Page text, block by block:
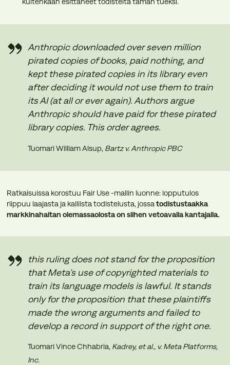
Anthropic downloaded over seven million
pirated copies of books, paid nothing, and
kept these pirated copies in its library even
after deciding it would not use them to train
its AI (at all or ever again). Authors argue
Anthropic should have paid for these pirated
library copies. This order agrees.
Tuomari William Alsup, Bartz v. Anthropic PBC
Ratkaisuissa korostuu Fair Use -mallin luonne: lopputulos
riippuu laajasta ja kalliista todistelusta, jossa todistustaakka
markkinahaitan olemassaolosta on siihen vetoavalla kantajalla.
this ruling does not stand for the proposition
that Meta’s use of copyrighted materials to
train its language models is lawful. It stands
only for the proposition that these plaintiffs
made the wrong arguments and failed to
develop a record in support of the right one.
Tuomari Vince Chhabria, Kadrey, et al., v. Meta Platforms,
Inc.